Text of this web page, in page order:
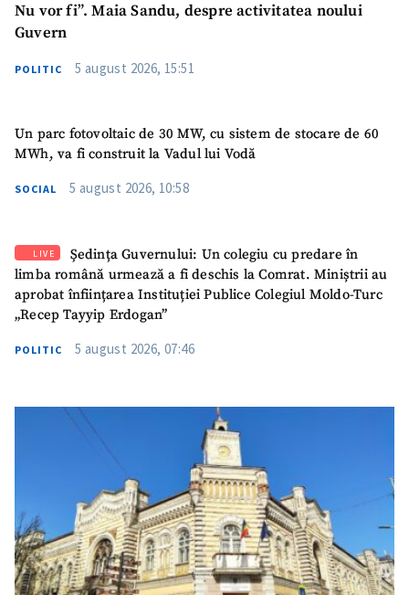
SUSȚINE
Nu vor fi”. Maia Sandu, despre activitatea noului
Guvern
POLITIC 5 august 2026, 15:51
Un parc fotovoltaic de 30 MW, cu sistem de stocare de 60
MWh, va fi construit la Vadul lui Vodă
SOCIAL 5 august 2026, 10:58
LIVE
Ședința Guvernului: Un colegiu cu predare în
limba română urmează a fi deschis la Comrat. Miniștrii au
aprobat înființarea Instituției Publice Colegiul Moldo-Turc
„Recep Tayyip Erdogan”
POLITIC 5 august 2026, 07:46
Am citit și sunt de
TRIMITE ȘTIREA